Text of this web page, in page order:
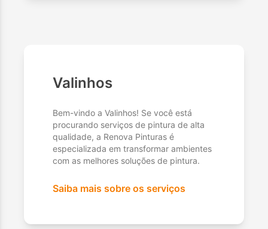
Valinhos
Bem-vindo a Valinhos! Se você está
procurando serviços de pintura de alta
qualidade, a Renova Pinturas é
especializada em transformar ambientes
com as melhores soluções de pintura.
Saiba mais sobre os serviços